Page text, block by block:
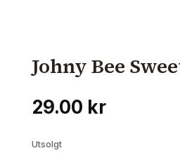
Johny Bee
29.00 kr
Utsolgt